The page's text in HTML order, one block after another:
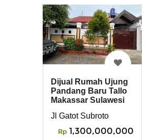
Dijual Rumah Ujung
Pandang Baru Tallo
Makassar Sulawesi
Jl Gatot Subroto
Rp 1,300,000,000